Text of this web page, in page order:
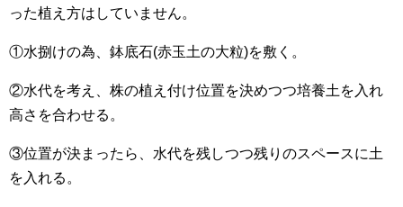
った植え方はしていません。
①水捌けの為、鉢底石(赤玉土の大粒)を敷く。
②水代を考え、株の植え付け位置を決めつつ培養土を入れ
高さを合わせる。
③位置が決まったら、水代を残しつつ残りのスペースに土
を入れる。